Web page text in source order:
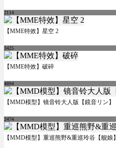
2114
【MME特效】星空 2
3425
【MME特效】破碎
4894
【MMD模型】镜音铃大人版【鏡音リン】
2474
【MMD模型】重巡熊野&重巡玲谷【舰娘】